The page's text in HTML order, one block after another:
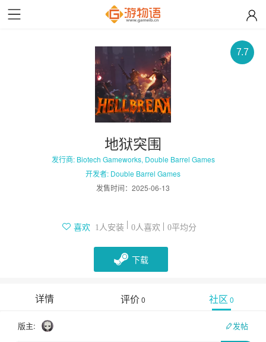
7.7
地狱突围
发行商: Biotech Gameworks, Double Barrel Games
开发者: Double Barrel Games
发售时间： 2025-06-13
喜欢 1 人安装 0人喜欢 0平均分
下载
详情 评价0 社区 0
版主: 发帖